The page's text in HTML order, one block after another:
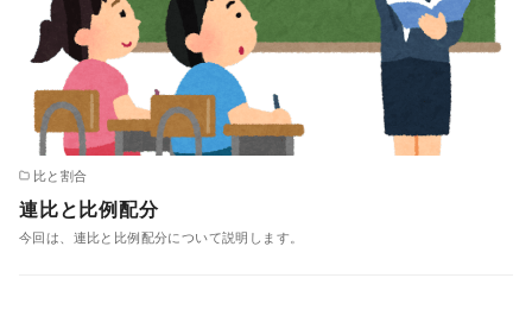
比と割合
連比と比例配分
今回は、連比と比例配分について説明します。